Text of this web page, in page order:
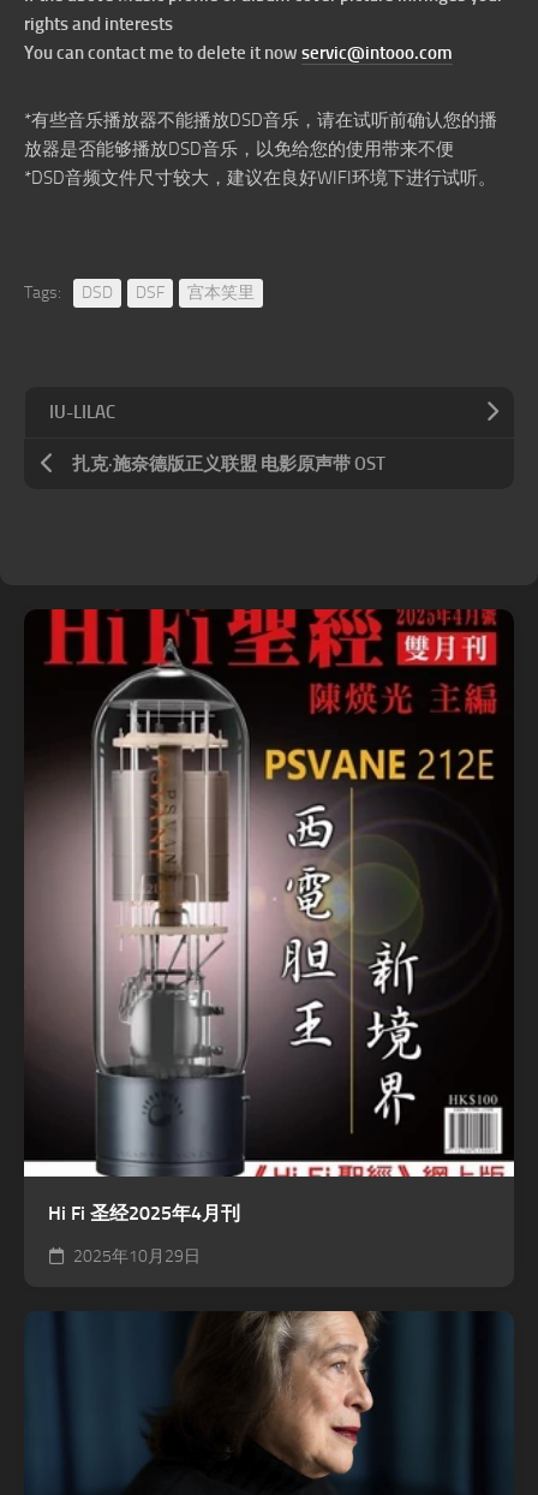
rights and interests
You can contact me to delete it now servic@intooo.com
*有些音乐播放器不能播放DSD音乐，请在试听前确认您的播
放器是否能够播放DSD音乐，以免给您的使用带来不便
*DSD音频文件尺寸较大，建议在良好WIFI环境下进行试听。
Tags: DSD DSF 宫本笑里
IU-LILAC
扎克·施奈德版正义联盟 电影原声带 OST
Hi Fi 圣经2025年4月刊
2025年10月29日